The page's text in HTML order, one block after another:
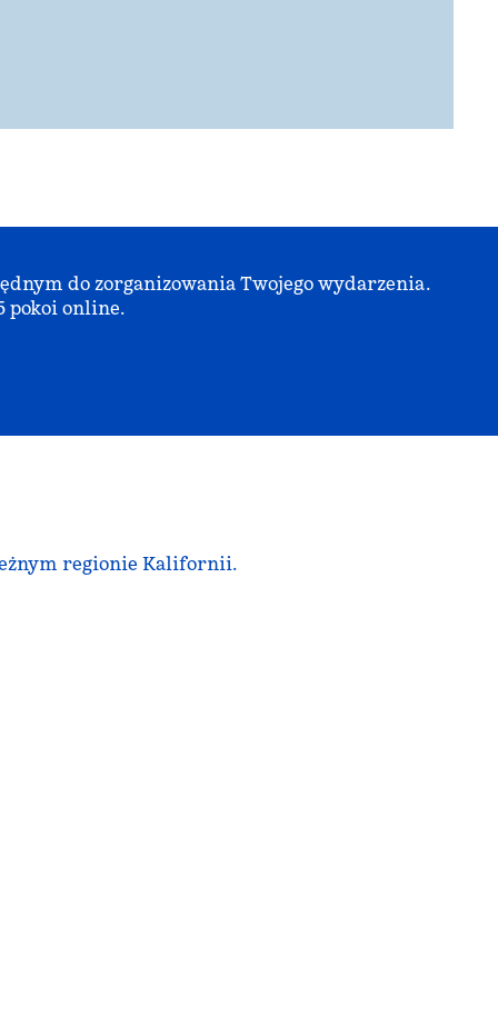
do zorganizowania Twojego wydarzenia.
pokoi online.
regionie Kalifornii.